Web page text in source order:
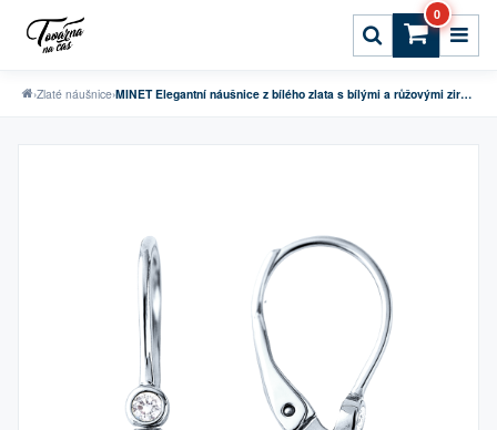
0
›Zlaté náušnice› MINET Elegantní náušnice z bílého zlata s bílými a růžovými zirkony Au 585/1000 1,70g